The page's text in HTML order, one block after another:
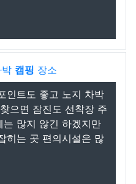
캠핑 장소
인트도 좋고 노지 차박
으면 잠진도 선착장 주
는 많지 않긴 하겠지만
히는 곳 편의시설은 많